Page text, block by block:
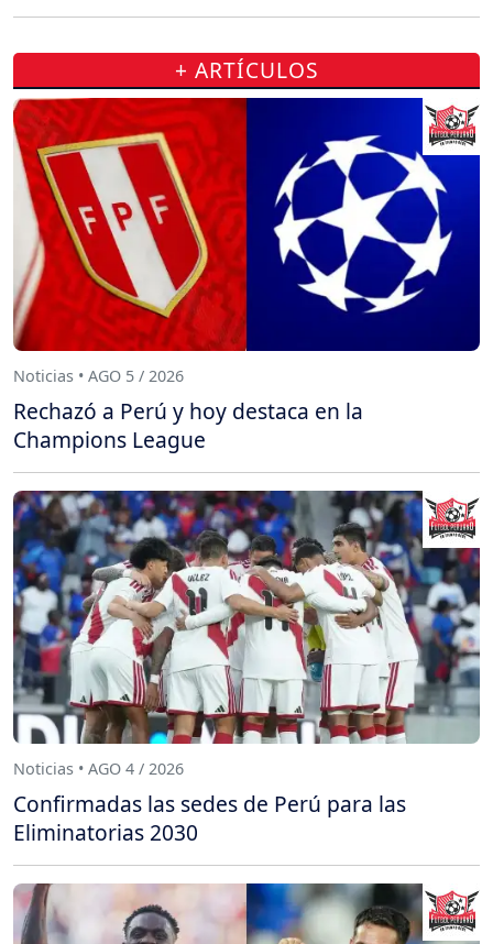
+ ARTÍCULOS
Noticias • AGO 5 / 2026
Rechazó a Perú y hoy destaca en la
Champions League
Noticias • AGO 4 / 2026
Confirmadas las sedes de Perú para las
Eliminatorias 2030